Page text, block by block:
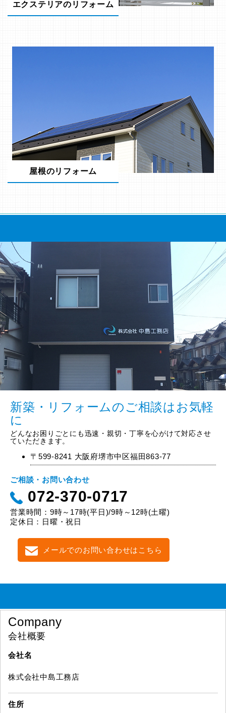
エクステリアのリフォーム
屋根のリフォーム
新築・リフォームのご相談はお気軽
に
どんなお困りごとにも迅速・親切・丁寧を心がけて対応させ
ていただきます。
〒599-8241 大阪府堺市中区福田863-77
ご相談・お問い合わせ
072-370-0717
営業時間：9時～17時(平日)/9時～12時(土曜)
定休日：日曜・祝日
メールでのお問い合わせはこちら
Company
会社概要
会社名
株式会社中島工務店
住所